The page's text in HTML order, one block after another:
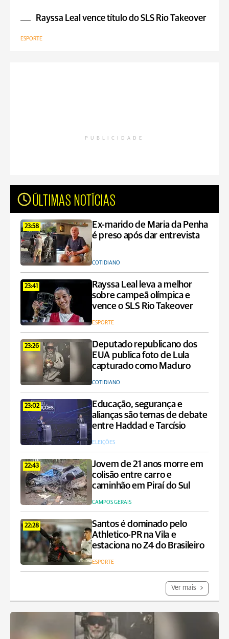
Rayssa Leal vence título do SLS Rio Takeover
ESPORTE
PUBLICIDADE
ÚLTIMAS NOTÍCIAS
23:58
Ex-marido de Maria da Penha
é preso após dar entrevista
COTIDIANO
23:41
Rayssa Leal leva a melhor
sobre campeã olímpica e
vence o SLS Rio Takeover
ESPORTE
23:26
Deputado republicano dos
EUA publica foto de Lula
capturado como Maduro
COTIDIANO
23:02
Educação, segurança e
alianças são temas de debate
entre Haddad e Tarcísio
ELEIÇÕES
22:43
Jovem de 21 anos morre em
colisão entre carro e
caminhão em Piraí do Sul
CAMPOS GERAIS
22:28
Santos é dominado pelo
Athletico-PR na Vila e
estaciona no Z4 do Brasileiro
ESPORTE
Ver mais